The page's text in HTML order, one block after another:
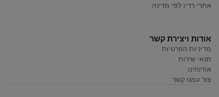
אתרי רדיו לפי מדינה
אודות ויצירת קשר
מדיניות הפרטיות
תנאי שירות
אודותינו
צור עמנו קשר